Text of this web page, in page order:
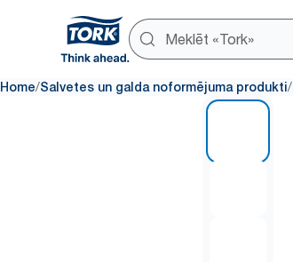
Home/Salvetes un galda noformējuma produkti/